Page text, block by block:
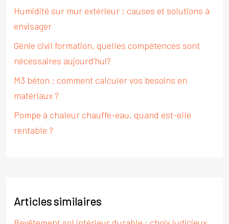
Humidité sur mur extérieur : causes et solutions à
envisager
Génie civil formation, quelles compétences sont
nécessaires aujourd’hui?
M3 béton : comment calculer vos besoins en
matériaux ?
Pompe à chaleur chauffe-eau, quand est-elle
rentable ?
Articles similaires